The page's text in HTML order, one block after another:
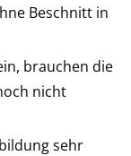
Beschnitt in
brauchen die
nicht
sehr